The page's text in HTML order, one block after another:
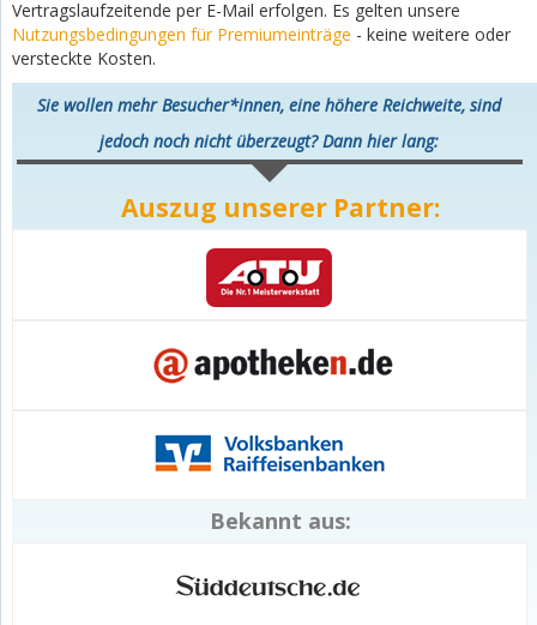
Vertragslaufzeitende per E-Mail erfolgen. Es gelten unsere
Nutzungsbedingungen für Premiumeinträge - keine weitere oder
versteckte Kosten.
Sie wollen mehr Besucher*innen, eine höhere Reichweite, sind
jedoch noch nicht überzeugt? Dann hier lang:
Auszug unserer Partner:
Bekannt aus: